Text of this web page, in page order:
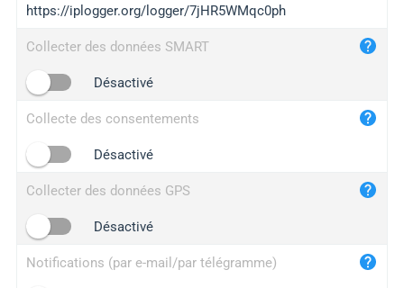
iplogger.com
maper.info
2no.co
yip.su
iplogger.info
https://iplogger.org/logger/7jHR5WMqc0ph
Collecter des données SMART
Désactivé
Collecte des consentements
Désactivé
Collecter des données GPS
Désactivé
Notifications (par e-mail/par télégramme)